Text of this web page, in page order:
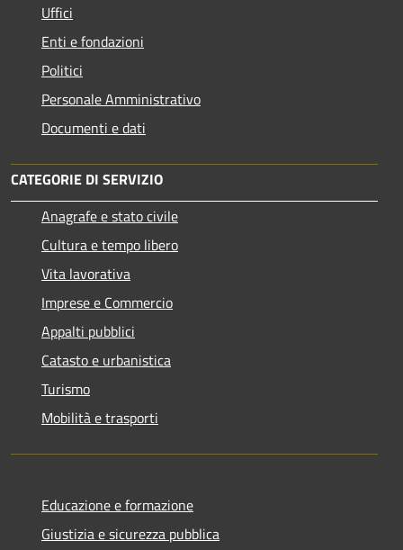
Uffici
Enti e fondazioni
Politici
Personale Amministrativo
Documenti e dati
CATEGORIE DI SERVIZIO
Anagrafe e stato civile
Cultura e tempo libero
Vita lavorativa
Imprese e Commercio
Appalti pubblici
Catasto e urbanistica
Turismo
Mobilità e trasporti
Educazione e formazione
Giustizia e sicurezza pubblica